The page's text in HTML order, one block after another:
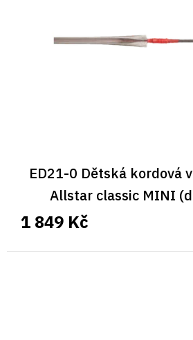
ED21-0 Dětská kordová
Allstar classic MINI
1 849 Kč